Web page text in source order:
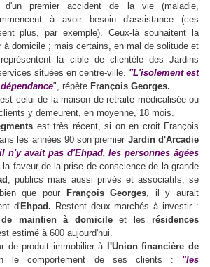
d'un premier accident de la vie (maladie,
à avoir besoin d'assistance (ces
plus, par exemple). Ceux-là souhaitent la
à domicile ; mais certains, en mal de solitude et
la cible de clientèle des Jardins
situées en centre-ville. "L'isolement est
", répète François Georges.
celui de la maison de retraite médicalisée ou
y demeurent, en moyenne, 18 mois.
est très récent, si on en croit François
les années 90 son premier Jardin d'Arcadie
n'y avait pas d'Ehpad, les personnes âgées
la faveur de la prise de conscience de la grande
, publics mais aussi privés et associatifs, se
que pour
François Georges, il y aurait
d'Ehpad. Restent deux marchés à investir :
maintien à domicileet lesrésidences
estimé à 600 aujourd'hui.
de produit immobilier à l'Union financière de
le comportement de ses clients : "les